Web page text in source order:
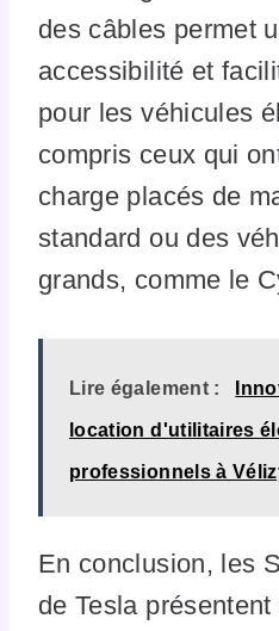
des câbles permet
accessibilité et
pour les véhicules
compris ceux qui
charge placés de
standard ou des
grands, comme le
Lire également :
location d'utilitaires
professionnels à
En conclusion, les
de Tesla